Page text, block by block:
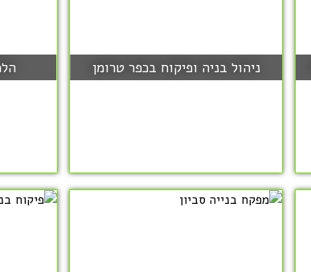
ניהול בניה ופיקוח בכפר טרומן